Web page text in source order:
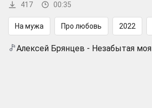
417 00:35
На мужа Про любовь 2022
Алексей Брянцев - Незабытая моя